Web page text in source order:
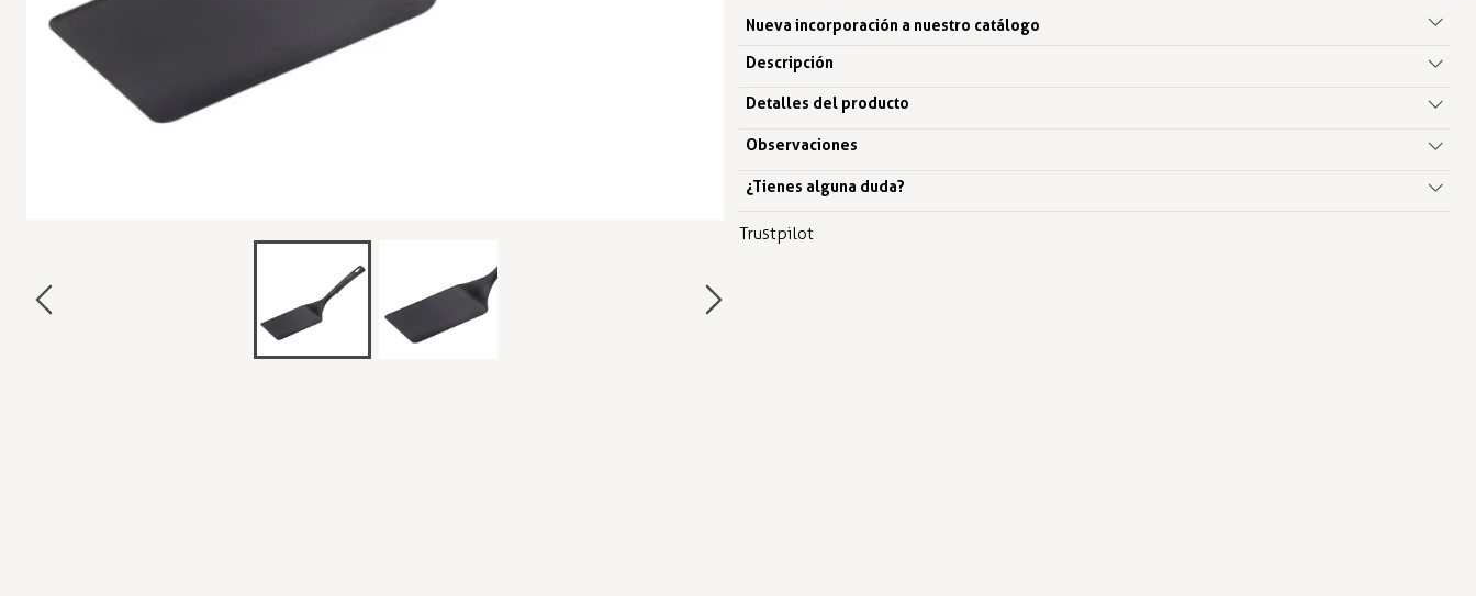
Nueva incorporación a nuestro catálogo
Descripción
Detalles del producto
Observaciones
¿Tienes alguna duda?
Trustpilot